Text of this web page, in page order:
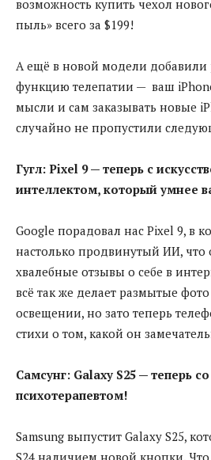
возможность купить чехол
пыль» всего за $199!
А ещё в новой модели
функцию телепатии — ваш
мысли и сам заказывать новые
случайно не пропустили
Гугл: Pixel 9 — теперь с
интеллектом, который умнее
Google порадовал нас Pixel 9, в
настолько продвинутый ИИ,
хвалебные отзывы о себе в
всё так же делает размытые
освещении, но зато теперь
стихи о том, какой он
Самсунг: Galaxy S25 — теперь
психотерапевтом!
Samsung выпустит Galaxy S25,
S24 наличием новой кнопки.